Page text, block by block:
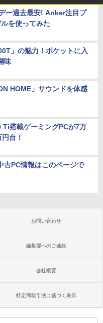
ー過去最安! Anker注目プ
を使ってみた
」の魅力！ポケットに入
味
HOME」サウンドを体感
Ti搭載ゲーミングPCが7万
台！
古PC情報はこのページで
お問い合わせ
編集部へのご連絡
会社概要
特定商取引法に基づく表示